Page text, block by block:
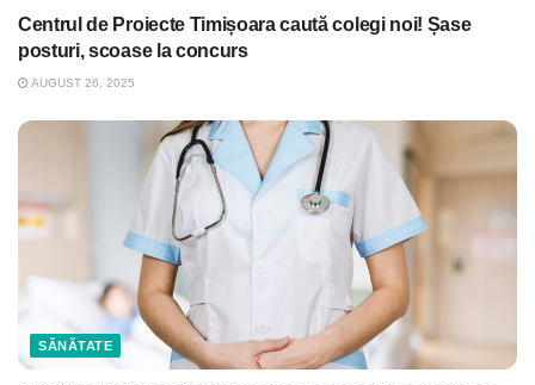
Centrul de Proiecte Timișoara caută colegi noi! Șase
posturi, scoase la concurs
AUGUST 26, 2025
SĂNĂTATE